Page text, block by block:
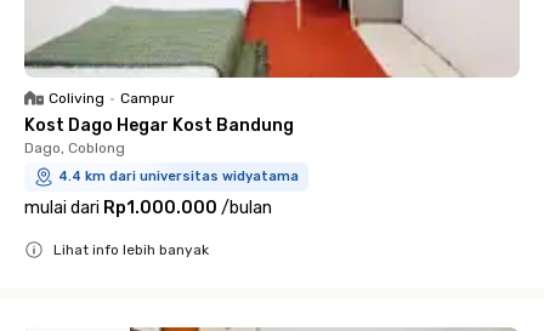
Coliving • Campur
Kost Dago Hegar Kost Bandung
Dago, Coblong
4.4 km dari universitas widyatama
mulai dari Rp1.000.000 /bulan
Lihat info lebih banyak